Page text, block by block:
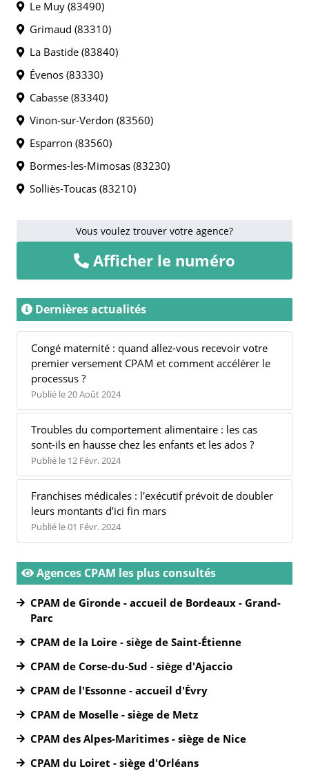
Le Muy (83490)
Grimaud (83310)
La Bastide (83840)
Évenos (83330)
Cabasse (83340)
Vinon-sur-Verdon (83560)
Esparron (83560)
Bormes-les-Mimosas (83230)
Solliès-Toucas (83210)
Vous voulez trouver votre agence?
Afficher le numéro
Dernières actualités
Congé maternité : quand allez-vous recevoir votre
premier versement CPAM et comment accélérer le
processus ?
Publié le 20 Août 2024
Troubles du comportement alimentaire : les cas
sont-ils en hausse chez les enfants et les ados ?
Publié le 12 Févr. 2024
Franchises médicales : l'exécutif prévoit de doubler
leurs montants d’ici fin mars
Publié le 01 Févr. 2024
Agences CPAM les plus consultés
CPAM de Gironde - accueil de Bordeaux - Grand-
Parc
CPAM de la Loire - siège de Saint-Étienne
CPAM de Corse-du-Sud - siège d'Ajaccio
CPAM de l'Essonne - accueil d'Évry
CPAM de Moselle - siège de Metz
CPAM des Alpes-Maritimes - siège de Nice
CPAM du Loiret - siège d'Orléans